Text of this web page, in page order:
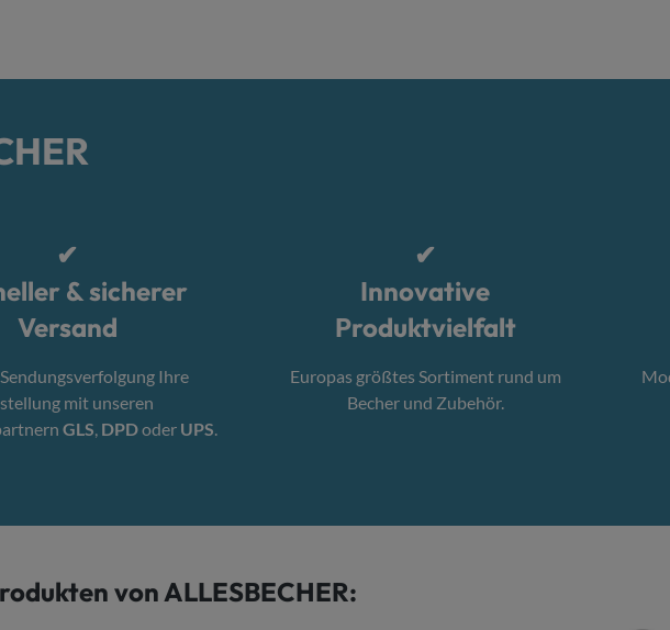
✔
& sicherer
Versand
Ihre
mit unseren
GLS, DPDoder UPS.
✔
Innovative
Produktvielfalt
Europas größtes Sortiment rund um
Becher und Zubehör.
von ALLESBECHER: